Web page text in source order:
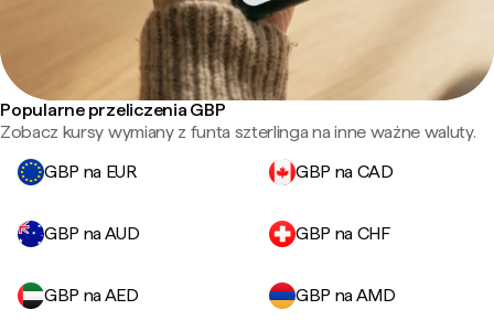
Popularne przeliczenia GBP
Zobacz kursy wymiany z funta szterlinga na inne ważne waluty.
GBP na EUR
GBP na CAD
GBP na AUD GBP na CHF
GBP na AED GBP na AMD